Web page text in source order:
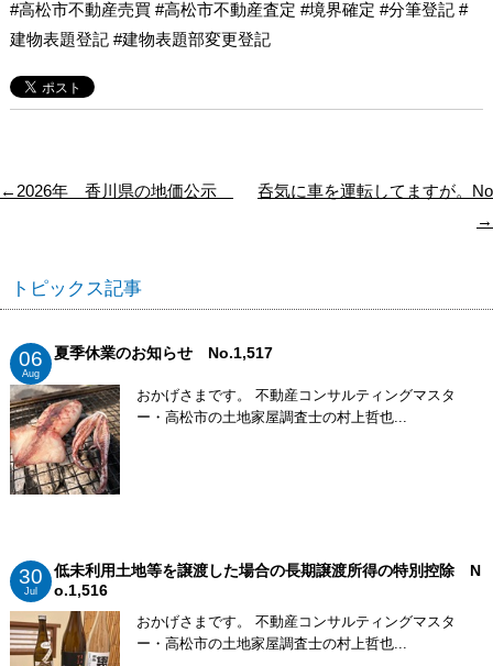
#高松市不動産売買 #高松市不動産査定 #境界確定 #分筆登記 #
建物表題登記 #建物表題部変更登記
←2026年 香川県の地価公示
呑気に車を運転してますが。No
→
トピックス記事
06
Aug
夏季休業のお知らせ No.1,517
おかげさまです。 不動産コンサルティングマスタ
ー・高松市の土地家屋調査士の村上哲也...
30
Jul
低未利用土地等を譲渡した場合の長期譲渡所得の特別控除 N
o.1,516
おかげさまです。 不動産コンサルティングマスタ
ー・高松市の土地家屋調査士の村上哲也...